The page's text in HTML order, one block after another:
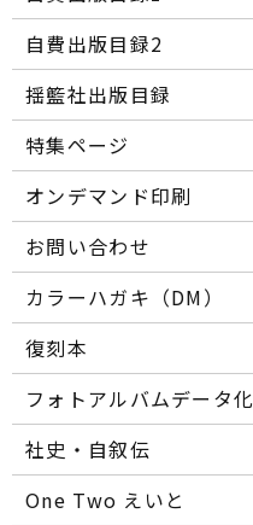
自費出版目録2
揺籃社出版目録
特集ページ
オンデマンド印刷
お問い合わせ
カラーハガキ（DM）
復刻本
フォトアルバムデータ化
社史・自叙伝
One Two えいと